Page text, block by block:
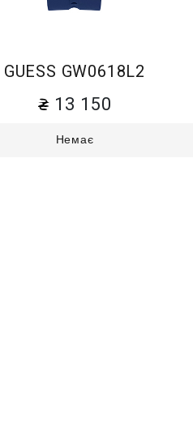
GUESS GW0618L2
13 150
Немає